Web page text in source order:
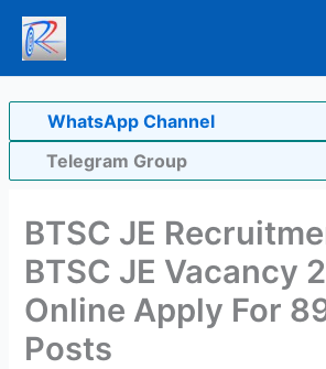
Skip
content
WhatsApp Channel
Telegram Group
BTSC JE
BTSC JE Vacancy
Online Apply For
Posts